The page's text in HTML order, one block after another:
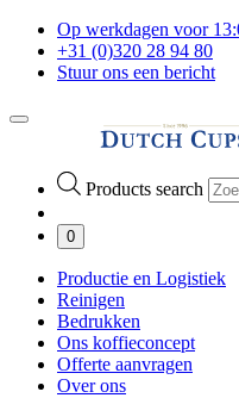
Op werkdagen voor
+31 (0)320 28 94 80
Stuur ons een bericht
Products search
0
Productie en Logistiek
Reinigen
Bedrukken
Ons koffieconcept
Offerte aanvragen
Over ons